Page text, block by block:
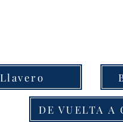
Llavero
DE VUELTA A